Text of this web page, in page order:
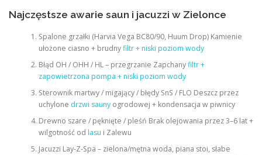
Najczęstsze awarie saun i jacuzzi w Zielonce
Spalone grzałki (Harvia Vega BC80/90, Huum Drop) Kamienie
ułożone ciasno + brudnyfiltr + niski poziom wody
Błąd OH / OHH / HL – przegrzanie Zapchanyfiltr +
zapowietrzona pompa + niski poziom wody
Sterownik martwy / migający / błędy SnS / FLO Deszcz przez
uchylone drzwi saunyogrodowej + kondensacja w piwnicy
Drewno szare / pęknięte / pleśń Brak olejowania przez 3–6 lat +
wilgotność od lasu i Zalewu
Jacuzzi Lay-Z-Spa – zielona/mętna woda, piana stoi, słabe